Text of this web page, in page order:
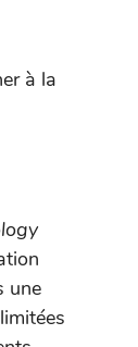
à la
une